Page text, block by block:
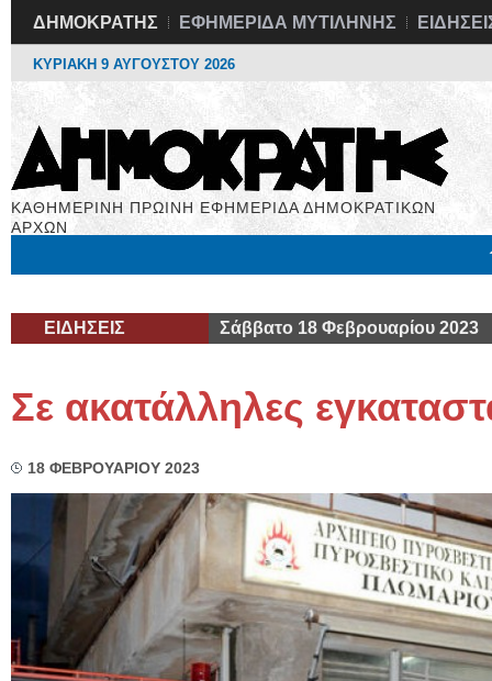
ΔΗΜΟΚΡΑΤΗΣ ΕΦΗΜΕΡΙΔΑ ΜΥΤΙΛΗΝΗΣ
ΚΥΡΙΑΚΗ 9 ΑΥΓΟΥΣΤΟΥ 2026
ΚΑΘΗΜΕΡΙΝΗ ΠΡΩΙΝΗ ΕΦΗΜΕΡΙΔΑ ΔΗΜΟΚΡΑΤΙΚΩΝ
ΑΡΧΩΝ
ΕΙΔΗΣΕΙΣ Σάββατο 18 Φεβρουαρίου 2023
Σε ακατάλληλες
18 ΦΕΒΡΟΥΑΡΙΟΥ 2023